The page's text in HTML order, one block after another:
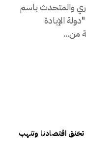
والمتحدث باسم
الإبادة
من...
تخنق اقتصادنا وتنهب